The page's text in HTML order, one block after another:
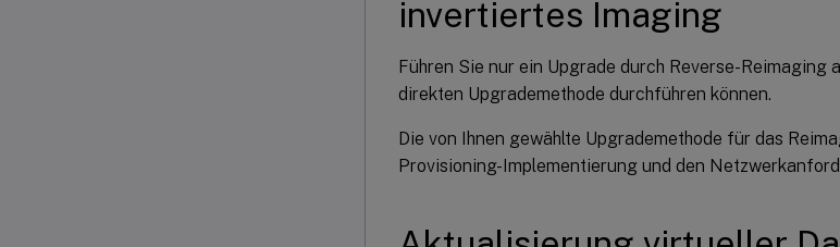
invertiertes Imaging
Führen Sie nur ein Upgrade durch Reverse-Reimaging
direkten Upgrademethode durchführen können.
Die von Ihnen gewählte Upgrademethode für das
Provisioning-Implementierung und den